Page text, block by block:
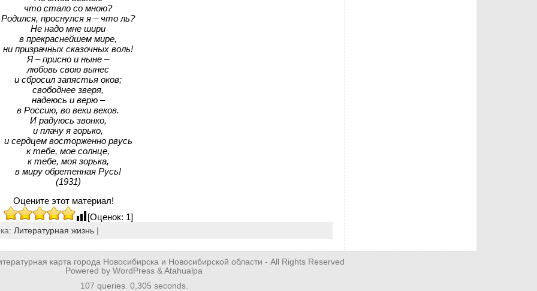
что стало со мною?
Родился, проснулся я – что ль?
Не надо мне шири
в прекраснейшем мире,
ни призрачных сказочных воль!
Я – присно и ныне –
любовь свою вынес
и сбросил запястья оков;
свободнее зверя,
надеюсь и верю –
в Россию, во веки веков.
И радуюсь звонко,
и плачу я горько,
и сердцем восторженно рвусь
к тебе, мое солнце,
к тебе, моя зорька,
в миру обретенная Русь!
(1931)
Оцените этот материал!
[Оценок: 1]
Литературная жизнь|
карта города Новосибирска и Новосибирской области - All Rights Reserved
Powered byWordPress &Atahualpa
107 queries. 0,305 seconds.